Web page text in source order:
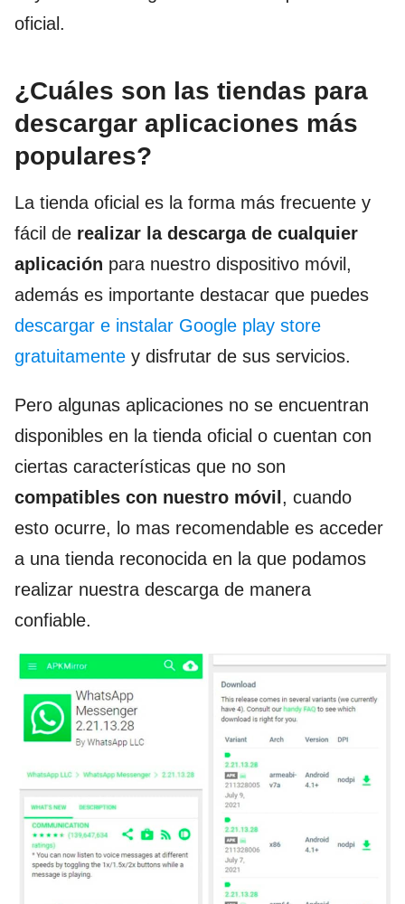
oficial.
¿Cuáles son las tiendas para
descargar aplicaciones más
populares?
La tienda oficial es la forma más frecuente y
fácil de realizar la descarga de cualquier
aplicación para nuestro dispositivo móvil,
además es importante destacar que puedes
descargar e instalar Google play store
gratuitamente y disfrutar de sus servicios.
Pero algunas aplicaciones no se encuentran
disponibles en la tienda oficial o cuentan con
ciertas características que no son
compatibles con nuestro móvil, cuando
esto ocurre, lo mas recomendable es acceder
a una tienda reconocida en la que podamos
realizar nuestra descarga de manera
confiable.